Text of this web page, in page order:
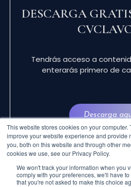
This website stores cookies on your computer.
improve your website experience and provide
you, both on this website and through other
cookies we use, see our Privacy Policy.
We won't track your information when you
comply with your preferences, we'll have
that you're not asked to make this choice
DESCARGA
Tendrás acceso a
enterarás primero de
Descarga